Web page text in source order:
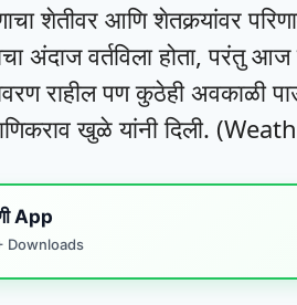
शेतीवर आणि शेतकर्‍यांवर
अंदाज वर्तविला होता, परंतु
राहील पण कुठेही अवकाळी
माणिकराव खुळे यांनी दिली.
App
Downloads